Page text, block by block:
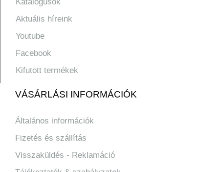
Aktuális híreink
Youtube
Facebook
Kifutott termékek
VÁSÁRLÁSI INFORMÁCIÓK
Általános információk
Fizetés és szállítás
Visszaküldés - Reklamáció